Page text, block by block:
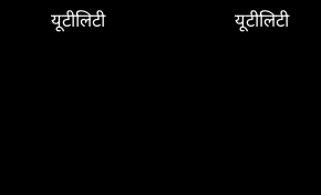
यूटीलिटी
यूटीलिटी